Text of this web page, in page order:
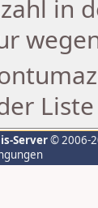
in
Server© 2006-